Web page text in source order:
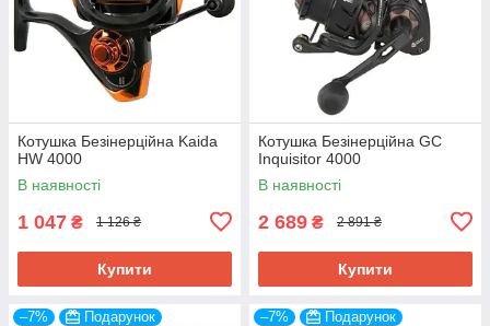
Котушка Безінерційна Kaida
HW 4000
В наявності
1 047 ₴ 1 126 ₴
Купити
Котушка Безінерційна GC
Inquisitor 4000
В наявності
2 689 ₴ 2 891 ₴
Купити
–7% Подарунок –7% Подарунок